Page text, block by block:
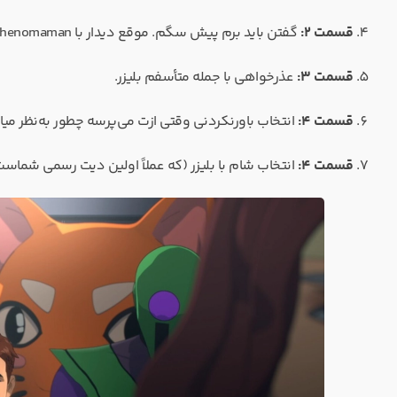
قسمت 2:
گفتن باید برم پیش سگم. موقع دیدار با Phenomaman.
قسمت 3:
عذرخواهی با جمله متأسفم بلیزر.
قسمت 4:
انتخاب باورنکردنی وقتی ازت می‌پرسه چطور به‌نظر
قسمت 4:
انتخاب شام با بلیزر (که عملاً اولین دیت رسمی